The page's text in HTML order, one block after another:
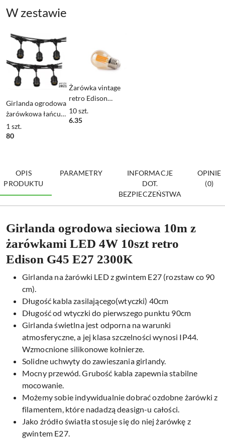
W zestawie
Girlanda ogrodowa
żarówkowa łańcuch
10m 10pkt oprawa
do żarówek E27
1szt.
80
Żarówka vintage
retro Edison
Filament LED 4W
G45 E27 2300K
10szt.
6.35
OPIS
PRODUKTU
PARAMETRY
INFORMACJE
DOT.
BEZPIECZEŃSTWA
OPINIE
(0)
Girlanda ogrodowa sieciowa 10m z
żarówkami LED 4W 10szt retro
Edison G45 E27 2300K
Girlanda na żarówki LED z gwintem E27 (rozstaw co 90
cm).
Długość kabla zasilającego(wtyczki) 40cm
Długość od wtyczki do pierwszego punktu 90cm
Girlanda świetlna jest odporna na warunki
atmosferyczne, a jej klasa szczelności wynosi IP44.
Wzmocnione silikonowe kołnierze.
Solidne uchwyty do zawieszania girlandy.
Mocny przewód. Grubość kabla zapewnia stabilne
mocowanie.
Możemy sobie indywidualnie dobrać ozdobne żarówki z
filamentem, które nadadzą deasign-u całości.
Jako źródło światła stosuje się do niej żarówkę z
gwintem E27.